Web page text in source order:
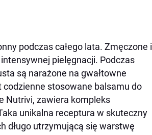
podczas całego lata. Zmęczone i
pielęgnacji. Podczas
są narażone na gwałtowne
stosowane balsamu do
Nutrivi, zawiera kompleks
unikalna receptura w skuteczny
długo utrzymującą się warstwę